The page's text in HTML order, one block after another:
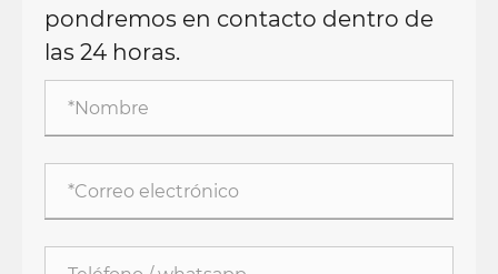
pondremos en contacto dentro de
las 24 horas.